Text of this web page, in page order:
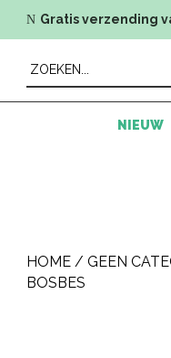
N Gratis verzending
NIEUW
HOME /GEEN
BOSBES